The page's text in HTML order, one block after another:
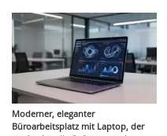
Moderner, eleganter
Büroarbeitsplatz mit Laptop, der